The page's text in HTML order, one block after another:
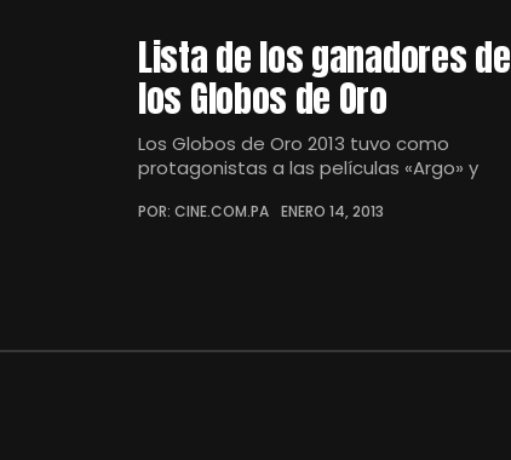
Lista de los ganadores de
los Globos de Oro
Los Globos de Oro 2013 tuvo como
protagonistas a las películas «Argo» y
POR: CINE.COM.PA ENERO 14, 2013